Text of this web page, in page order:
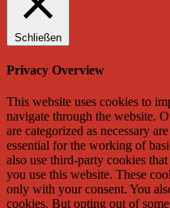
Schließen
Privacy Overview
This website uses cookies to
navigate through the website.
are categorized as necessary
essential for the working of
also use third-party cookies
you use this website. These
only with your consent. You
cookies. But opting out of